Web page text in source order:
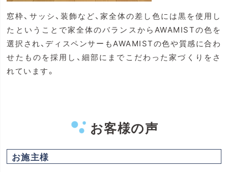
窓枠、サッシ、装飾など、家全体の差し色には黒を使用し
たということで家全体のバランスからAWAMISTの色を
選択され、ディスペンサーもAWAMISTの色や質感に合わ
せたものを採用し、細部にまでこだわった家づくりをさ
れています。
お客様の声
お施主様